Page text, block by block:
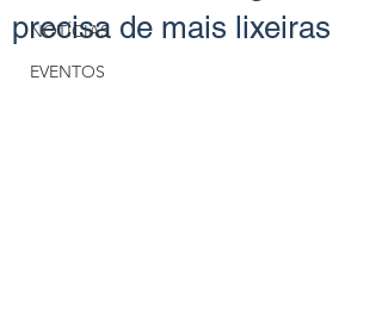
NOTÍCIAS
EVENTOS
precisa de mais lixeiras